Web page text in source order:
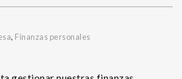
, Finanzas personales